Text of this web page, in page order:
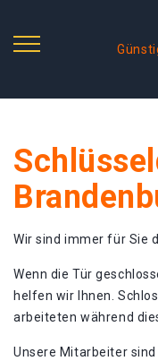
Wir sind immer für Sie
Wenn die Tür
helfen wir Ihnen.
arbeiteten während
Unsere Mitarbeiter